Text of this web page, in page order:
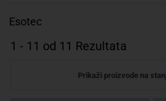
EAN
serijski
Esotec
1 - 11 od 11 Rezultata
Prikaži proizvode na